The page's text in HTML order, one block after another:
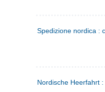
Spedizione nordica :
Nordische Heerfahrt :